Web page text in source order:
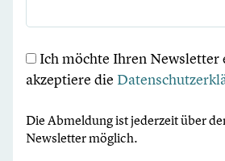
Ich möchte Ihren Newsletter
akzeptiere die
Die Abmeldung ist jederzeit über
Newsletter möglich.